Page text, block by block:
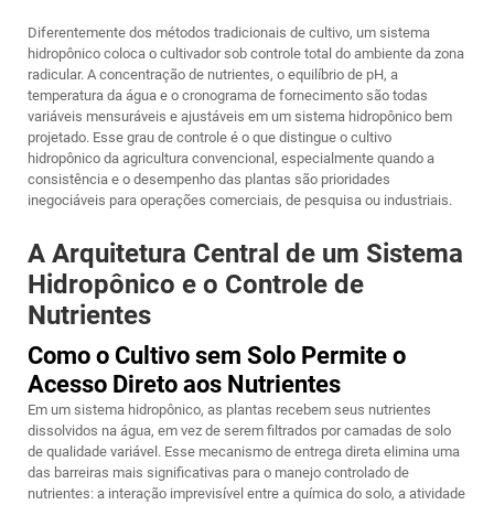
Diferentemente dos métodos tradicionais de cultivo, um sistema
hidropônico coloca o cultivador sob controle total do ambiente da zona
radicular. A concentração de nutrientes, o equilíbrio de pH, a
temperatura da água e o cronograma de fornecimento são todas
variáveis mensuráveis e ajustáveis em um sistema hidropônico bem
projetado. Esse grau de controle é o que distingue o cultivo
hidropônico da agricultura convencional, especialmente quando a
consistência e o desempenho das plantas são prioridades
inegociáveis para operações comerciais, de pesquisa ou industriais.
A Arquitetura Central de um Sistema
Hidropônico e o Controle de
Nutrientes
Como o Cultivo sem Solo Permite o
Acesso Direto aos Nutrientes
Em um sistema hidropônico, as plantas recebem seus nutrientes
dissolvidos na água, em vez de serem filtrados por camadas de solo
de qualidade variável. Esse mecanismo de entrega direta elimina uma
das barreiras mais significativas para o manejo controlado de
nutrientes: a interação imprevisível entre a química do solo, a atividade